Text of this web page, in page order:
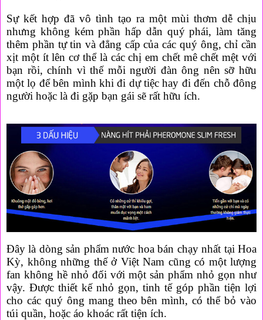
Sự kết hợp đã vô tình tạo ra một mùi thơm dễ chịu
nhưng không kém phần hấp dẫn quý phái, làm tăng
thêm phần tự tin và đẳng cấp của các quý ông, chỉ cần
xịt một ít lên cơ thể là các chị em chết mê chết mệt với
bạn rồi, chính vì thế mỗi người đàn ông nên sỡ hữu
một lọ để bên mình khi đi dự tiệc hay đi đến chỗ đông
người hoặc là đi gặp bạn gái sẽ rất hữu ích.
Đây là dòng sản phẩm nước hoa bán chạy nhất tại Hoa
Kỳ, không những thế ở Việt Nam cũng có một lượng
fan không hề nhỏ đối với một sản phẩm nhỏ gọn như
vậy. Được thiết kế nhỏ gọn, tinh tế góp phần tiện lợi
cho các quý ông mang theo bên mình, có thể bỏ vào
túi quần, hoặc áo khoác rất tiện ích.